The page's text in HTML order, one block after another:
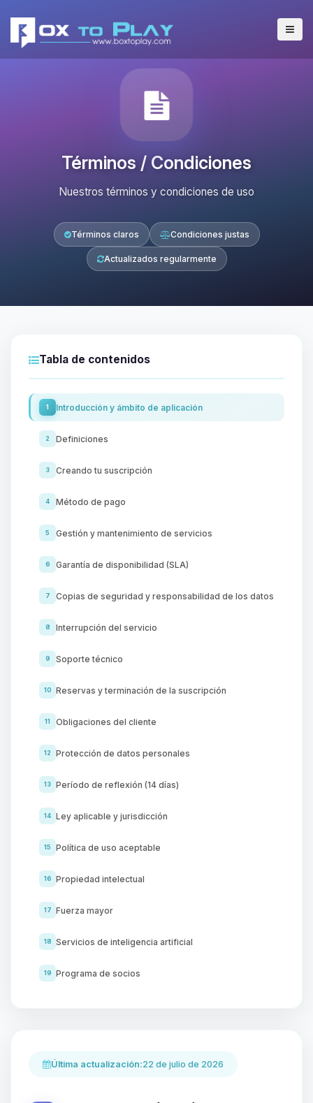
Términos / Condiciones
Nuestros términos y condiciones de uso
Términos claros Condiciones justas
Actualizados regularmente
Tabla de contenidos
1 Introducción y ámbito de aplicación
2 Definiciones
3 Creando tu suscripción
4 Método de pago
5 Gestión y mantenimiento de servicios
6 Garantía de disponibilidad (SLA)
7 Copias de seguridad y responsabilidad de los datos
8 Interrupción del servicio
9 Soporte técnico
10 Reservas y terminación de la suscripción
11 Obligaciones del cliente
12 Protección de datos personales
13 Período de reflexión (14 días)
14 Ley aplicable y jurisdicción
15 Política de uso aceptable
16 Propiedad intelectual
17 Fuerza mayor
18 Servicios de inteligencia artificial
19 Programa de socios
Última actualización:22 de julio de 2026